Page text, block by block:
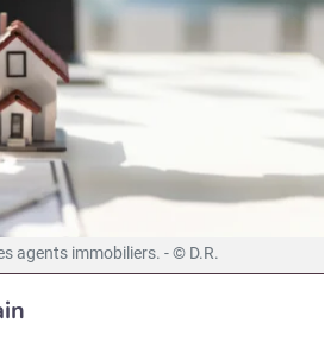
agents immobiliers. - © D.R.